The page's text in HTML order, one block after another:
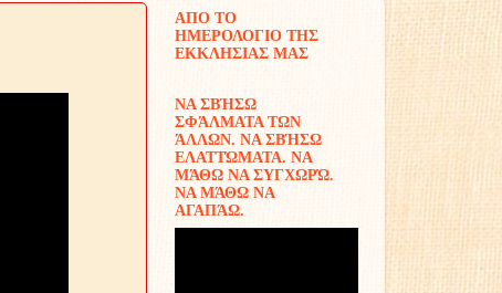
ΑΠΟ ΤΟ
ΗΜΕΡΟΛΟΓΙΟ ΤΗΣ
ΕΚΚΛΗΣΙΑΣ ΜΑΣ
ΝΑ ΣΒΉΣΩ
ΣΦΆΛΜΑΤΑ ΤΩΝ
ΆΛΛΩΝ. ΝΑ ΣΒΉΣΩ
ΕΛΑΤΤΏΜΑΤΑ. ΝΑ
ΜΆΘΩ ΝΑ ΣΥΓΧΩΡΏ.
ΝΑ ΜΆΘΩ ΝΑ
ΑΓΑΠΆΩ.